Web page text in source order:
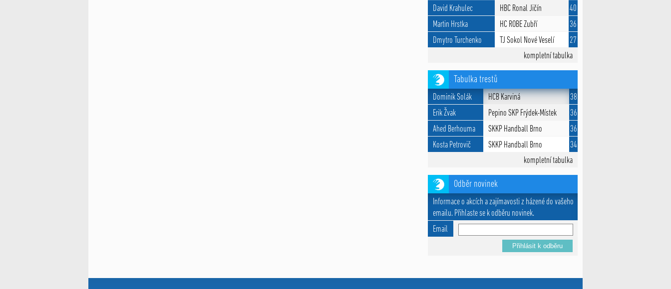
David Krahulec
HBC Ronal Jičín
40
Martin Hrstka
HC ROBE Zubří
36
Dmytro Turchenko
TJ Sokol Nové Veselí
27
kompletní tabulka
Tabulka trestů
Dominik Solák HCB Karviná
38
Erik Žvak
Pepino SKP Frýdek-Místek
36
Ahed Berhouma
SKKP Handball Brno
36
Kosta Petrovič
SKKP Handball Brno
34
kompletní tabulka
Odběr novinek
Informace o akcích a zajímavosti z házené do vašeho
emailu. Přihlaste se k odběru novinek.
Email